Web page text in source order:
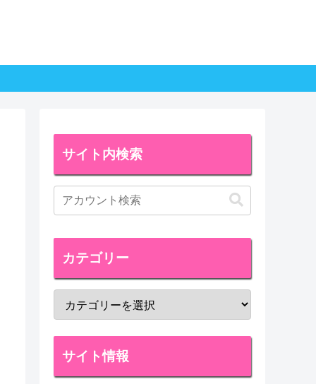
サイト内検索
カテゴリー
サイト情報